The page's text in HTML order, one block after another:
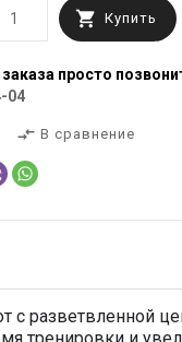
Купить
просто
04
compare_arrows В сравнение
с разветвленной